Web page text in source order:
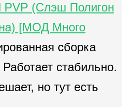
PVP (Слэш Полигон
[МОД Много
сборка
стабильно.
но тут есть